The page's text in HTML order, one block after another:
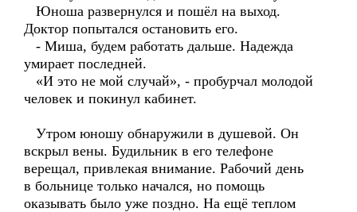
Юноша развернулся и пошёл на выход.
Доктор попытался остановить его.
- Миша, будем работать дальше. Надежда
умирает последней.
«И это не мой случай», - пробурчал молодой
человек и покинул кабинет.
Утром юношу обнаружили в душевой. Он
вскрыл вены. Будильник в его телефоне
верещал, привлекая внимание. Рабочий день
в больнице только начался, но помощь
оказывать было уже поздно. На ещё теплом